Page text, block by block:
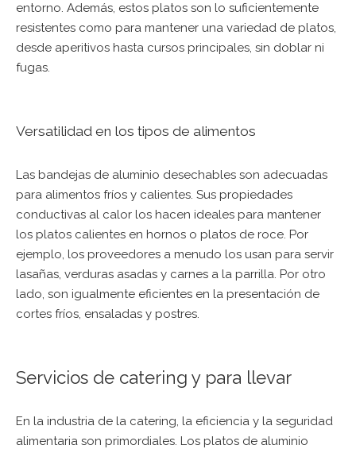
entorno. Además, estos platos son lo suficientemente
resistentes como para mantener una variedad de platos,
desde aperitivos hasta cursos principales, sin doblar ni
fugas.
Versatilidad en los tipos de alimentos
Las bandejas de aluminio desechables son adecuadas
para alimentos fríos y calientes. Sus propiedades
conductivas al calor los hacen ideales para mantener
los platos calientes en hornos o platos de roce. Por
ejemplo, los proveedores a menudo los usan para servir
lasañas, verduras asadas y carnes a la parrilla. Por otro
lado, son igualmente eficientes en la presentación de
cortes fríos, ensaladas y postres.
Servicios de catering y para llevar
En la industria de la catering, la eficiencia y la seguridad
alimentaria son primordiales. Los platos de aluminio